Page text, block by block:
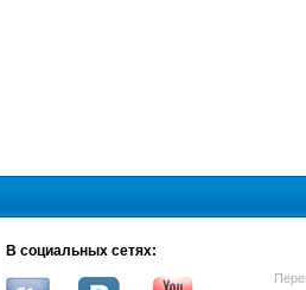
В социальных сетях: